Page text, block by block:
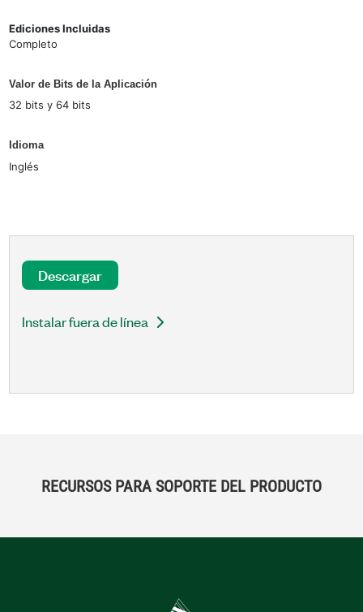
Ediciones Incluidas
Completo
Valor de Bits de la Aplicación
32 bits y 64 bits
Idioma
Inglés
Descargar
Instalar fuera de línea
RECURSOS PARA SOPORTE DEL PRODUCTO